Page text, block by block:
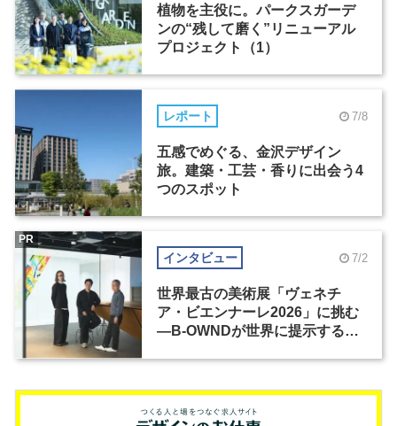
植物を主役に。パークスガーデ
ンの“残して磨く”リニューアル
プロジェクト（1）
レポート 7/8
五感でめぐる、金沢デザイン
旅。建築・工芸・香りに出会う4
つのスポット
インタビュー 7/2
世界最古の美術展「ヴェネチ
ア・ビエンナーレ2026」に挑む
―B-OWNDが世界に提示する美
PR